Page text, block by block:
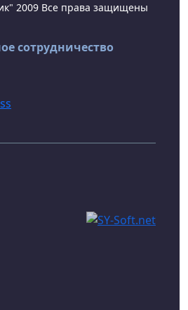
2009 Все права защищены
сотрудничество